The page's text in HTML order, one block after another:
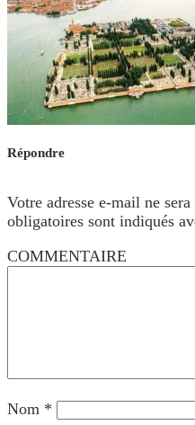
Répondre
Votre adresse e-mail ne
obligatoires sont indiqués
COMMENTAIRE
Nom *